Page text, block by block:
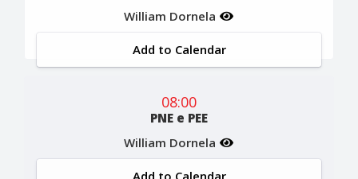
William Dornela
Add to Calendar
08:00
PNE e PEE
William Dornela
Add to Calendar